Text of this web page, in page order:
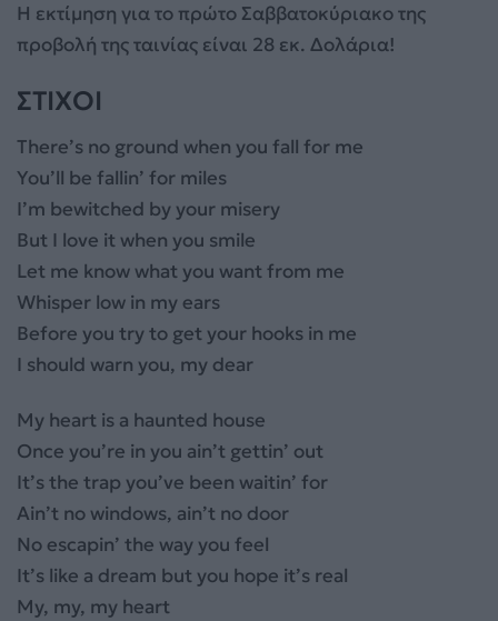
Η εκτίμηση για το πρώτο Σαββατοκύριακο της
προβολή της ταινίας είναι 28 εκ. Δολάρια!
ΣΤΙΧΟΙ
There’s no ground when you fall for me
You’ll be fallin’ for miles
I’m bewitched by your misery
But I love it when you smile
Let me know what you want from me
Whisper low in my ears
Before you try to get your hooks in me
I should warn you, my dear
My heart is a haunted house
Once you’re in you ain’t gettin’ out
It’s the trap you’ve been waitin’ for
Ain’t no windows, ain’t no door
No escapin’ the way you feel
It’s like a dream but you hope it’s real
My, my, my heart